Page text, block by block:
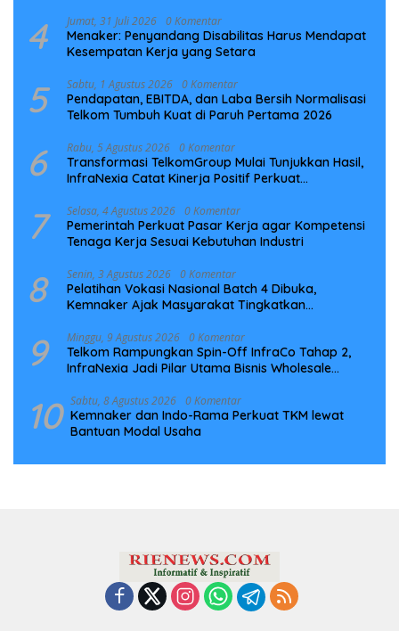
4 Jumat, 31 Juli 2026 0 Komentar
Menaker: Penyandang Disabilitas Harus Mendapat
Kesempatan Kerja yang Setara
5 Sabtu, 1 Agustus 2026 0 Komentar
Pendapatan, EBITDA, dan Laba Bersih Normalisasi
Telkom Tumbuh Kuat di Paruh Pertama 2026
6 Rabu, 5 Agustus 2026 0 Komentar
Transformasi TelkomGroup Mulai Tunjukkan Hasil,
InfraNexia Catat Kinerja Positif Perkuat
7 Selasa, 4 Agustus 2026 0 Komentar
Pemerintah Perkuat Pasar Kerja agar Kompetensi
Tenaga Kerja Sesuai Kebutuhan Industri
8 Senin, 3 Agustus 2026 0 Komentar
Pelatihan Vokasi Nasional Batch 4 Dibuka,
Kemnaker Ajak Masyarakat Tingkatkan
9 Minggu, 9 Agustus 2026 0 Komentar
Telkom Rampungkan Spin-Off InfraCo Tahap 2,
InfraNexia Jadi Pilar Utama Bisnis Wholesale
10 Sabtu, 8 Agustus 2026 0 Komentar
Kemnaker dan Indo-Rama Perkuat TKM lewat
Bantuan Modal Usaha